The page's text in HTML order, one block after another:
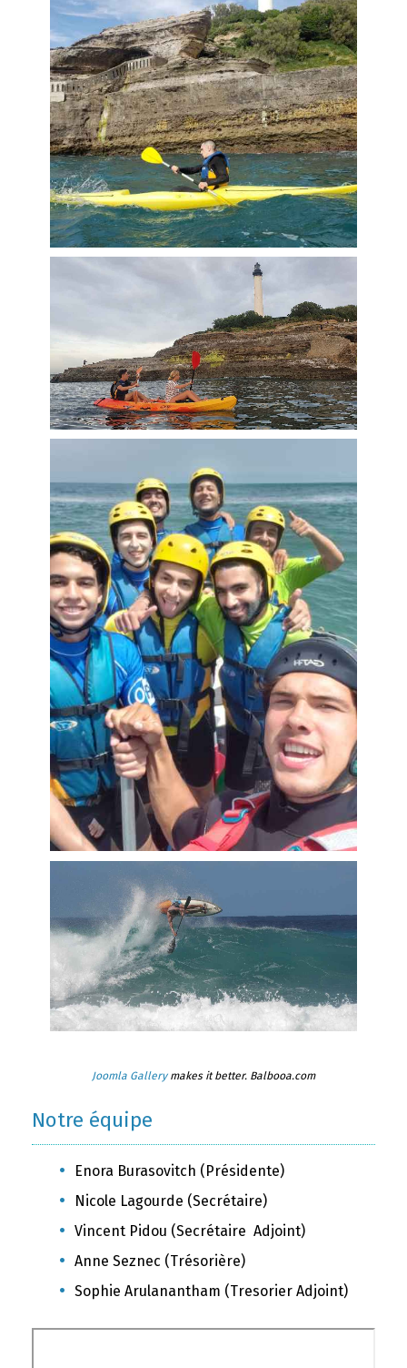
Joomla Gallerymakes it better. Balbooa.com
Notre équipe
Enora Burasovitch (Présidente)
Nicole Lagourde (Secrétaire)
Vincent Pidou (Secrétaire Adjoint)
Anne Seznec (Trésorière)
Sophie Arulanantham (Tresorier Adjoint)